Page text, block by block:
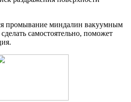
промывание миндалин вакуумным
самостоятельно, поможет